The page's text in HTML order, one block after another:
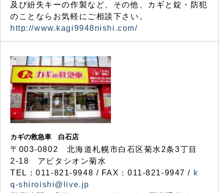
及び紛失キーの作製など、その他、カギと錠・防犯
のことならお気軽にご相談下さい。
http://www.kagi9948nishi.com/
カギの救急車 白石店
〒003-0802 北海道札幌市白石区菊水2条3丁目
2-18 アビタシオン菊水
TEL：011-821-9948 / FAX：011-821-9947 / k
q-shiroishi@live.jp